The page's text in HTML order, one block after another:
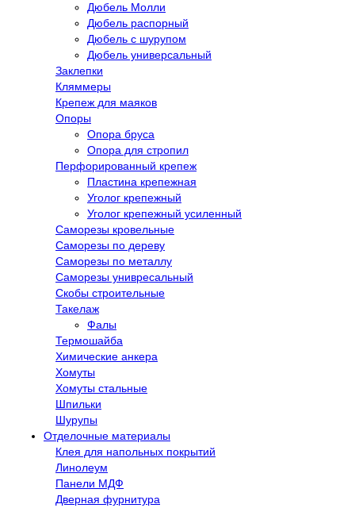
Дюбель Молли
Дюбель распорный
Дюбель с шурупом
Дюбель универсальный
Заклепки
Кляммеры
Крепеж для маяков
Опоры
Опора бруса
Опора для стропил
Перфорированный крепеж
Пластина крепежная
Уголог крепежный
Уголог крепежный усиленный
Саморезы кровельные
Саморезы по дереву
Саморезы по металлу
Саморезы унивресальный
Скобы строительные
Такелаж
Фалы
Термошайба
Химические анкера
Хомуты
Хомуты стальные
Шпильки
Шурупы
Отделочные материалы
Клея для напольных покрытий
Линолеум
Панели МДФ
Дверная фурнитура